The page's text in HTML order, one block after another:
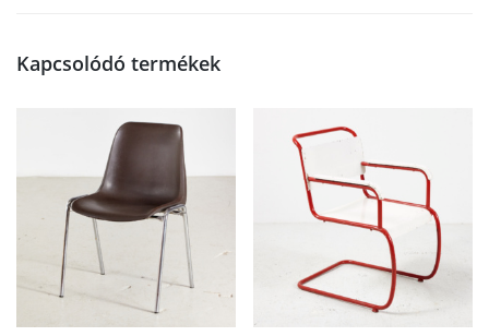
Kapcsolódó termékek